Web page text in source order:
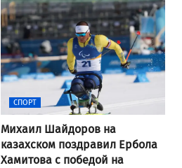
СПОРТ
Михаил Шайдоров на
казахском поздравил Ербола
Хамитова с победой на